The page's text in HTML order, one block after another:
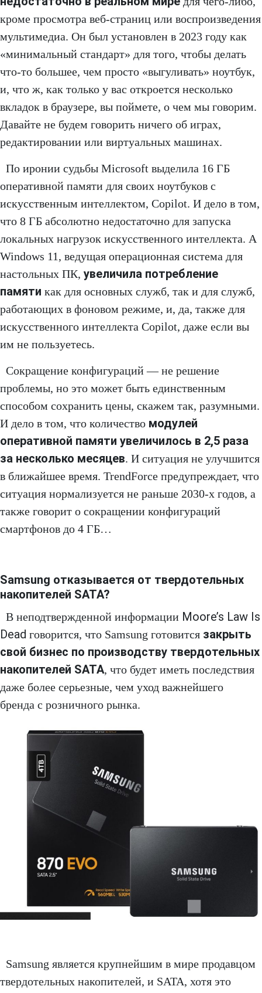
кроме просмотра веб-страниц или воспроизведения
мультимедиа. Он был установлен в 2023 году как
«минимальный стандарт» для того, чтобы делать
что-то большее, чем просто «выгуливать» ноутбук,
и, что ж, как только у вас откроется несколько
вкладок в браузере, вы поймете, о чем мы говорим.
Давайте не будем говорить ничего об играх,
редактировании или виртуальных машинах.
По иронии судьбы Microsoft выделила 16 ГБ
оперативной памяти для своих ноутбуков с
искусственным интеллектом, Copilot. И дело в том,
что 8 ГБ абсолютно недостаточно для запуска
локальных нагрузок искусственного интеллекта. А
Windows 11, ведущая операционная система для
настольных ПК, увеличила потребление
памяти как для основных служб, так и для служб,
работающих в фоновом режиме, и, да, также для
искусственного интеллекта Copilot, даже если вы
им не пользуетесь.
Сокращение конфигураций — не решение
проблемы, но это может быть единственным
способом сохранить цены, скажем так, разумными.
И дело в том, что количество модулей
оперативной памяти увеличилось в 2,5 раза
за несколько месяцев. И ситуация не улучшится
в ближайшее время. TrendForce предупреждает, что
ситуация нормализуется не раньше 2030-х годов, а
также говорит о сокращении конфигураций
смартфонов до 4 ГБ…
Samsung отказывается от твердотельных
накопителей SATA?
В неподтвержденной информации Moore’s Law Is
Dead говорится, что Samsung готовится закрыть
свой бизнес по производству твердотельных
накопителей SATA, что будет иметь последствия
даже более серьезные, чем уход важнейшего
бренда с розничного рынка.
Samsung является крупнейшим в мире продавцом
твердотельных накопителей, и SATA, хотя это